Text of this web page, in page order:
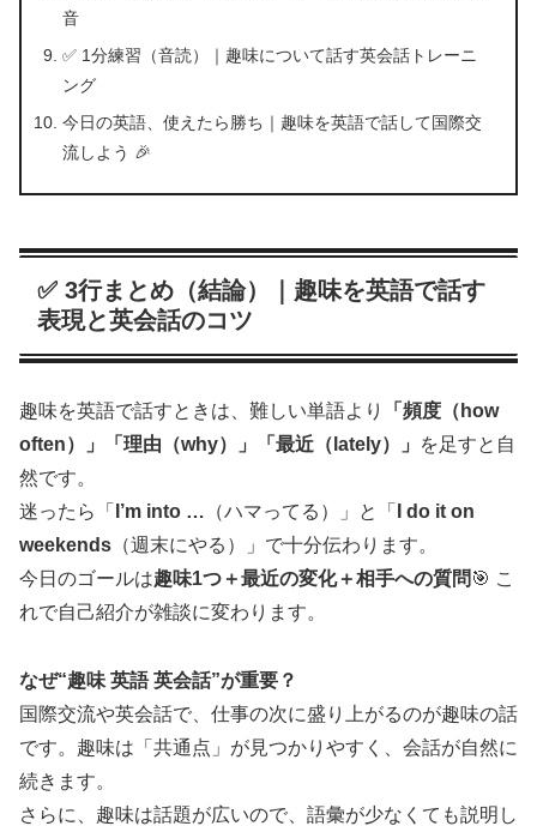
音
✅ 1分練習（音読）｜趣味について話す英会話トレーニ
ング
今日の英語、使えたら勝ち｜趣味を英語で話して国際交
流しよう 🎉
✅ 3行まとめ（結論）｜趣味を英語で話す
表現と英会話のコツ
趣味を英語で話すときは、難しい単語より
「頻度（how
often）」「理由（why）」「最近（lately）」
を足すと自
然です。
迷ったら「
I’m into … （ハマってる）」と「
I do it on
weekends （週末にやる）」で十分伝わります。
今日のゴールは趣味1つ＋最近の変化＋相手への質問 🎯 こ
れで自己紹介が雑談に変わります。
なぜ“趣味 英語 英会話”が重要？
国際交流や英会話で、仕事の次に盛り上がるのが趣味の話
です。趣味は「共通点」が見つかりやすく、会話が自然に
続きます。
さらに、趣味は話題が広いので、語彙が少なくても説明し